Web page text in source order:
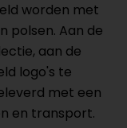
worden met
polsen. Aan de
aan de
logo's te
met een
en transport.